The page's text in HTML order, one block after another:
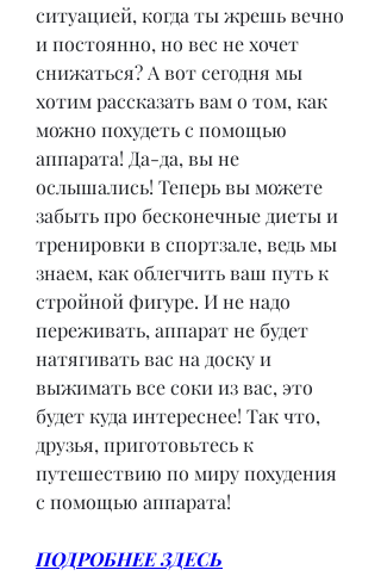
ситуацией, когда ты жрешь вечно
и постоянно, но вес не хочет
снижаться? А вот сегодня мы
хотим рассказать вам о том, как
можно похудеть с помощью
аппарата! Да-да, вы не
ослышались! Теперь вы можете
забыть про бесконечные диеты и
тренировки в спортзале, ведь мы
знаем, как облегчить ваш путь к
стройной фигуре. И не надо
переживать, аппарат не будет
натягивать вас на доску и
выжимать все соки из вас, это
будет куда интереснее! Так что,
друзья, приготовьтесь к
путешествию по миру похудения
с помощью аппарата!
ПОДРОБНЕЕ ЗДЕСЬ